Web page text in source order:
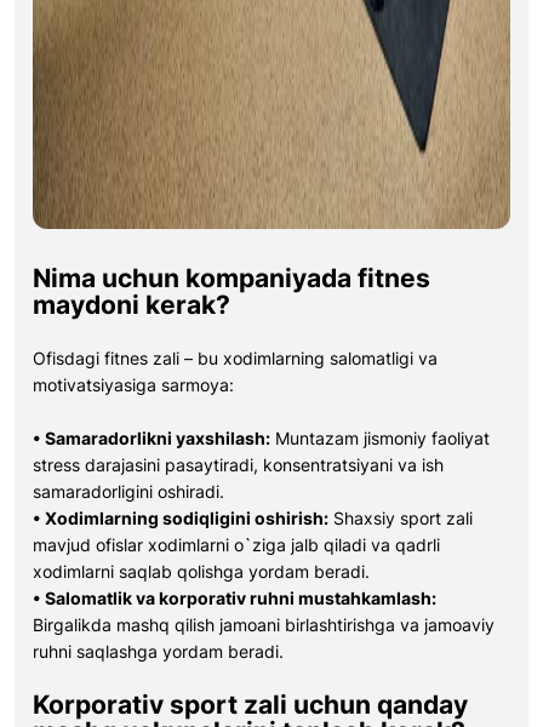
Nima uchun kompaniyada fitnes
maydoni kerak?
Ofisdagi fitnes zali – bu xodimlarning salomatligi va
motivatsiyasiga sarmoya:
• Samaradorlikni yaxshilash: Muntazam jismoniy faoliyat
stress darajasini pasaytiradi, konsentratsiyani va ish
samaradorligini oshiradi.
• Xodimlarning sodiqligini oshirish: Shaxsiy sport zali
mavjud ofislar xodimlarni o`ziga jalb qiladi va qadrli
xodimlarni saqlab qolishga yordam beradi.
• Salomatlik va korporativ ruhni mustahkamlash:
Birgalikda mashq qilish jamoani birlashtirishga va jamoaviy
ruhni saqlashga yordam beradi.
Korporativ sport zali uchun qanday